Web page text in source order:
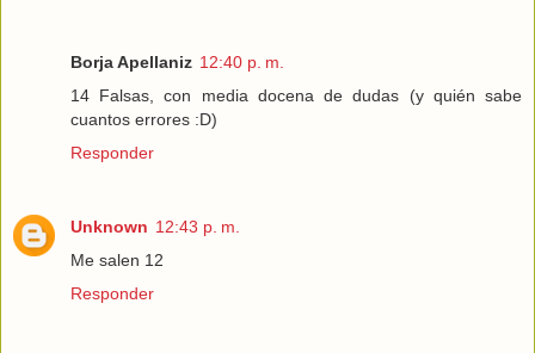
Borja Apellaniz 12:40 p. m.
14 Falsas, con media docena de dudas (y quién sabe
cuantos errores :D)
Responder
Unknown 12:43 p. m.
Me salen 12
Responder